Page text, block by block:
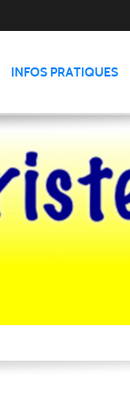
INFOS PRATIQUES